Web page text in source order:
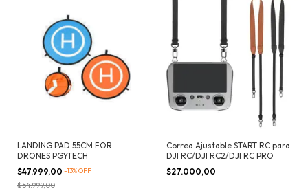
LANDING PAD 55CM FOR
DRONES PGYTECH
$47.999,00 -13%OFF
$54.999,00
Correa Ajustable START RC para
DJI RC/DJI RC2/DJI RC PRO
$27.000,00